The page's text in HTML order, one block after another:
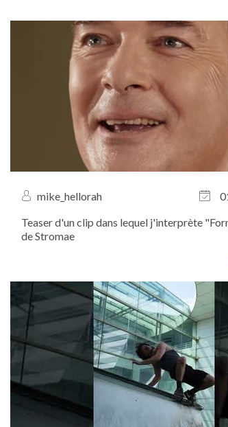
mike_hellorah
Teaser d'un clip dans lequel j'interprète
de Stromae